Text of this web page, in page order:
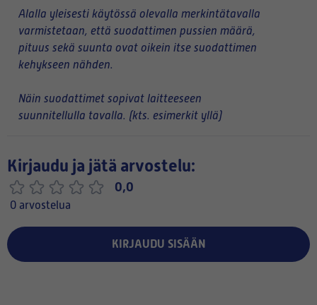
Alalla yleisesti käytössä olevalla merkintätavalla
varmistetaan, että suodattimen pussien määrä,
pituus sekä suunta ovat oikein itse suodattimen
kehykseen nähden.
Näin suodattimet sopivat laitteeseen
suunnitellulla tavalla. (kts. esimerkit yllä)
Kirjaudu ja jätä arvostelu:
0,0
0 arvostelua
KIRJAUDU SISÄÄN